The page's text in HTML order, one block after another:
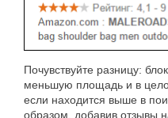
Почувствуйте разницу:
меньшую площадь и в
если находится выше в
образом, добавив отзывы